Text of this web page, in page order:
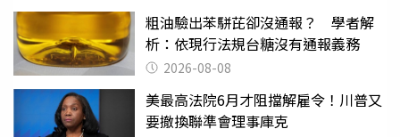
粗油驗出苯駢芘卻沒通報？ 學者解
析：依現行法規台糖沒有通報義務
2026-08-08
美最高法院6月才阻擋解雇令！川普又
要撤換聯準會理事庫克